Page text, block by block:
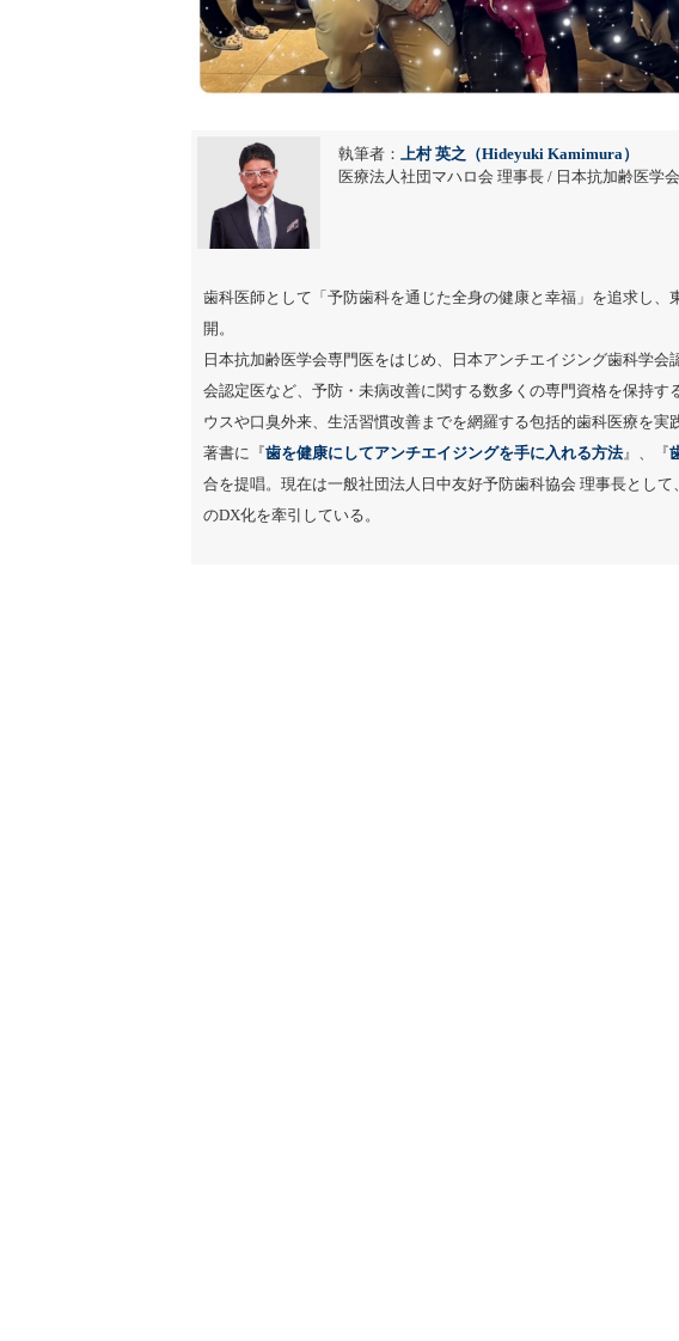
執筆者：
上村 英之（Hideyuki Kamimura）
医療法人社団マハロ会 理事長 / 日本抗加齢医学
歯科医師として「予防歯科を通じた全身の健康と幸福」を追求し、
開。
日本抗加齢医学会専門医をはじめ、日本アンチエイジング歯科学
会認定医など、予防・未病改善に関する数多くの専門資格を保持す
ウスや口臭外来、生活習慣改善までを網羅する包括的歯科医療を実
著書に『歯を健康にしてアンチエイジングを手に入れる方法』、『
合を提唱。現在は一般社団法人日中友好予防歯科協会 理事長とし
のDX化を牽引している。